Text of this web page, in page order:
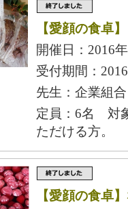
【愛顔の食卓
開催日：2016
受付期間：
先生：企業組
定員：6名 対
ただける方。
【愛顔の食卓